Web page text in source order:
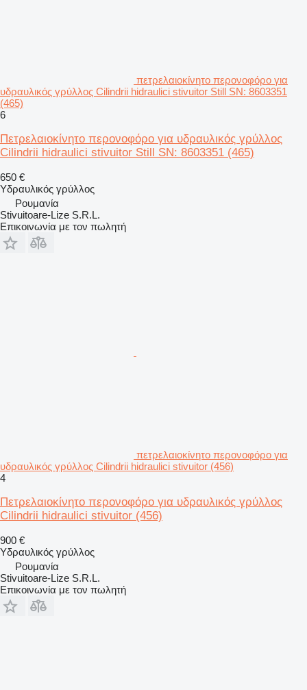
πετρελαιοκίνητο περονοφόρο για
υδραυλικός γρύλλος Cilindrii hidraulici stivuitor Still SN: 8603351
(465)
6
Πετρελαιοκίνητο περονοφόρο για υδραυλικός γρύλλος
Cilindrii hidraulici stivuitor Still SN: 8603351 (465)
650 €
Υδραυλικός γρύλλος
Ρουμανία
Stivuitoare-Lize S.R.L.
Επικοινωνία με τον πωλητή
πετρελαιοκίνητο περονοφόρο για
υδραυλικός γρύλλος Cilindrii hidraulici stivuitor (456)
4
Πετρελαιοκίνητο περονοφόρο για υδραυλικός γρύλλος
Cilindrii hidraulici stivuitor (456)
900 €
Υδραυλικός γρύλλος
Ρουμανία
Stivuitoare-Lize S.R.L.
Επικοινωνία με τον πωλητή